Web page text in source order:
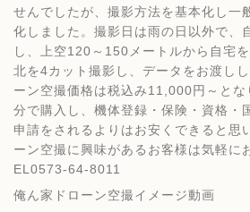
せんでしたが、撮影方法を基本化し一
化しました。撮影日は雨の日以外で、
し、上空120～150メートルから自宅
北を4カット撮影し、データをお渡し
ーン空撮価格は税込み11,000円～とな
分で購入し、機体登録・保険・資格・
申請をされるよりはお安くできると思
ーン空撮に興味があるお客様は気軽に
EL0573-64-8011
俺ん家ドローン空撮イメージ動画